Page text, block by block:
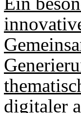
digitaler